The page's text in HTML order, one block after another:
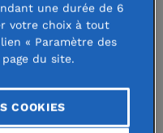
pour
terme. Il
acteurs
d’un
une durée de 6
votre choix à tout
« Paramètre des
du site.
COOKIES